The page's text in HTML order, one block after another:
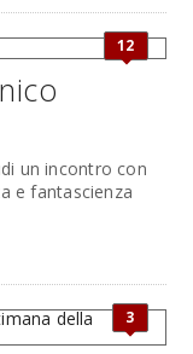
12
un incontro con
e fantascienza
3